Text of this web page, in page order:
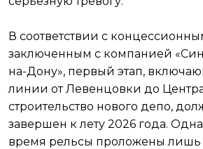
В соответствии с
заключенным с компанией
на-Дону», первый этап,
линии от Левенцовки до
строительство нового депо,
завершен к лету 2026 года.
время рельсы проложены лишь